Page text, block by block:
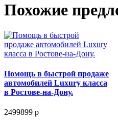
Похожие
Помощь в быстрой продаже
автомобилей Luxury класса
в Ростове-на-Дону.
2499899 р